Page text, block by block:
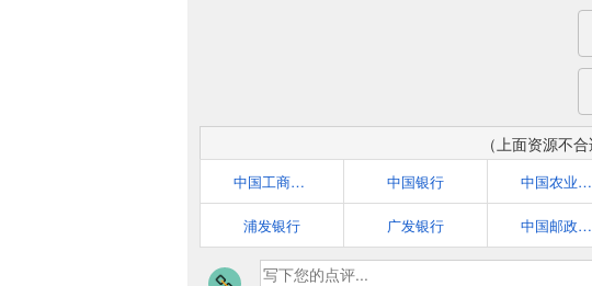
（上面资源不
中国工商银行 中国银行 中国农业银行
浦发银行 广发银行 中国邮政储蓄银行